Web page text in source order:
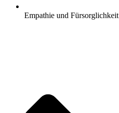
Empathie und Fürsorglichkeit